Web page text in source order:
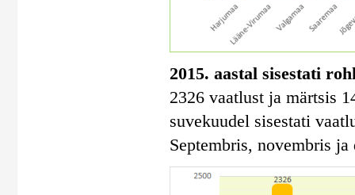
2015. aastal sisestati
2326 vaatlust ja märtsis
suvekuudel sisestati
Septembris, novembris